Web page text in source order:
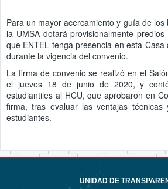
Para un mayor acercamiento y guía de los
la UMSA dotará provisionalmente
que ENTEL tenga presencia en esta Casa
durante la vigencia del convenio.
La firma de convenio se realizó en el
el jueves 18 de junio de 2020, y
estudiantiles al HCU, que aprobaron en
firma, tras evaluar las ventajas técnicas
estudiantes.
UNIDAD DE